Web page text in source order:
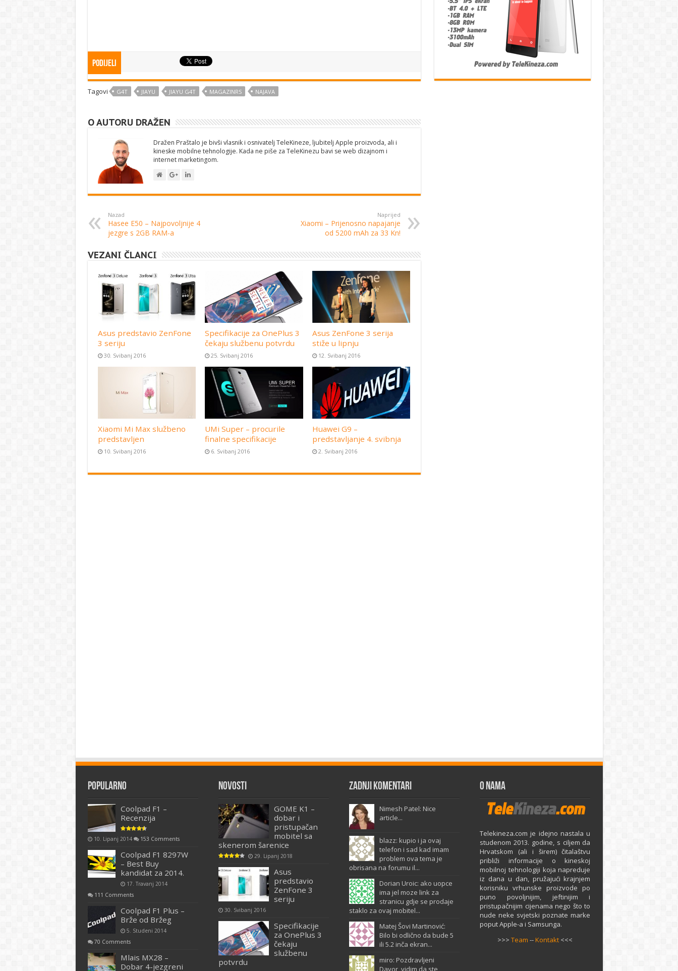
Podijeli
Tagovi G4T JIAYU JIAYU G4T MAGAZINRS NAJAVA
O AUTORU DRAŽEN
Dražen Praštalo je bivši vlasnik i osnivatelj TeleKineze, ljubitelj Apple proizvoda, ali i
kineske mobilne tehnologije. Kada ne piše za TeleKinezu bavi se web dizajnom i
internet marketingom.
Nazad
Hasee E50 – Najpovoljnije 4
jezgre s 2GB RAM-a
Naprijed
Xiaomi – Prijenosno napajanje
od 5200 mAh za 33 Kn!
VEZANI ČLANCI
Asus predstavio ZenFone
3 seriju
30. Svibanj 2016
Specifikacije za OnePlus 3
čekaju službenu potvrdu
25. Svibanj 2016
Asus ZenFone 3 serija
stiže u lipnju
12. Svibanj 2016
Xiaomi Mi Max službeno
predstavljen
10. Svibanj 2016
UMi Super – procurile
finalne specifikacije
6. Svibanj 2016
Huawei G9 –
predstavljanje 4. svibnja
2. Svibanj 2016
Popularno
Coolpad F1 –
Recenzija
10. Lipanj 2014 153 Comments
Coolpad F1 8297W
– Best Buy
kandidat za 2014.
17. Travanj 2014
111 Comments
Coolpad F1 Plus –
Brže od Bržeg
5. Studeni 2014
70 Comments
Mlais MX28 –
Dobar 4-jezgreni
Novosti
GOME K1 –
dobar i
pristupačan
mobitel sa
skenerom šarenice
29. Lipanj 2018
Asus
predstavio
ZenFone 3
seriju
30. Svibanj 2016
Specifikacije
za OnePlus 3
čekaju
službenu
potvrdu
Zadnji komentari
Nimesh Patel: Nice
article...
blazz: kupio i ja ovaj
telefon i sad kad imam
problem ova tema je
obrisana na forumu il...
Dorian Uroic: ako uopce
ima jel moze link za
stranicu gdje se prodaje
staklo za ovaj mobitel...
Matej Šovi Martinović:
Bilo bi odlično da bude 5
ili 5.2 inča ekran...
miro: Pozdravljeni
Davor, vidim da ste
O Nama
Telekineza.com je idejno nastala u
studenom 2013. godine, s ciljem da
Hrvatskom (ali i širem) čitalaštvu
približi informacije o kineskoj
mobilnoj tehnologiji koja napreduje
iz dana u dan, pružajući krajnjem
korisniku vrhunske proizvode po
puno povoljnijim, jeftinijim i
pristupačnijim cijenama nego što to
nude neke svjetski poznate marke
poput Apple-a i Samsunga.
>>>Team --Kontakt <<<